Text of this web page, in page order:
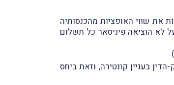
את שווי האופציות מהכנסותיה
לא הוציאה פיניסאר כל תשלום
פקיד-שומה תל-אביב 3 הגיש ערעור שכנגד על פסק-הדין בעניין קונטירה, וזאת ביחס